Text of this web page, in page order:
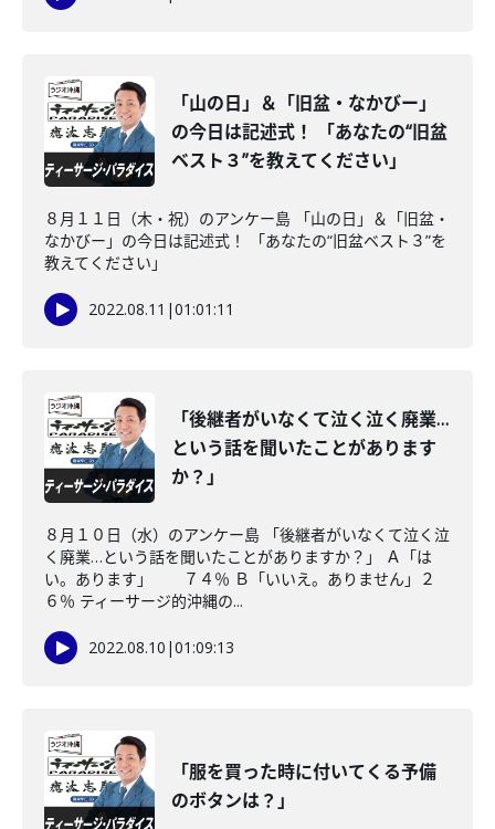
「山の日」＆「旧盆・なかびー」
の今日は記述式！ 「あなたの“旧盆
ベスト３”を教えてください」
８月１１日（木・祝）のアンケー島 「山の日」＆「旧盆・
なかびー」の今日は記述式！ 「あなたの“旧盆ベスト３”を
教えてください」
2022.08.11 |01:01:11
「後継者がいなくて泣く泣く廃業…
という話を聞いたことがあります
か？」
８月１０日（水）のアンケー島 「後継者がいなくて泣く泣
く廃業…という話を聞いたことがありますか？」 Ａ「は
い。あります」 ７４％ Ｂ「いいえ。ありません」２
６％ ティーサージ的沖縄の...
2022.08.10 |01:09:13
「服を買った時に付いてくる予備
のボタンは？」